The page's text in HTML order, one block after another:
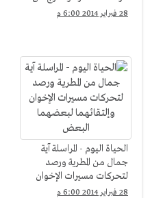
نفس الأماكن المقررة لها
28 فبراير 2014 6:00 م
الحياة اليوم - المراسلة آية
جمال من المطرية ورصد
لتحركات مسيرات الإخوان
وإلتقائهما لبعضهما البعض
28 فبراير 2014 6:00 م